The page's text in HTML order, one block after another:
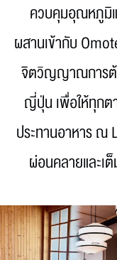
ควบคุมอุณหภูมิแ
ผสานเข้ากับ
จิตวิญญาณการต้
ญี่ปุ่น เพื่อให้ทุกต
ประทานอาหาร ณ
ผ่อนคลายและเ